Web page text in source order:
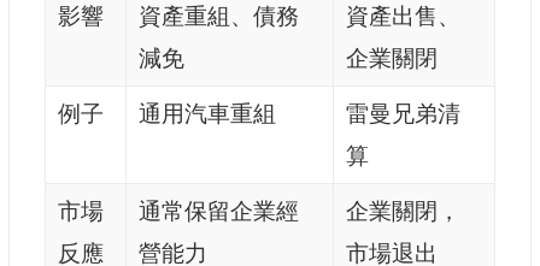
影響
資產重組、債務
減免
資產出售、
企業關閉
例子 通用汽車重組
雷曼兄弟清
算
市場
反應
通常保留企業經
營能力
企業關閉，
市場退出